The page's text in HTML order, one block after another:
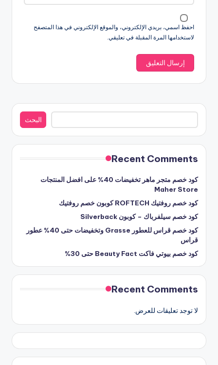
احفظ اسمي، بريدي الإلكتروني، والموقع الإلكتروني في هذا المتصفح
لاستخدامها المرة المقبلة في تعليقي.
البحث
البحث
Recent Comments
كود خصم متجر ماهر تخفيضات 40% على افضل المنتجات
Maher Store
كود خصم روفتيك ROFTECH كوبون خصم روفتيك
كود خصم سيلفرباك – كوبون Silverback
كود خصم قراس للعطور Grasse وتخفيضات حتى 40% عطور
قراس
كود خصم بيوتي فاكت Beauty Fact حتى 30%
Recent Comments
لا توجد تعليقات للعرض.